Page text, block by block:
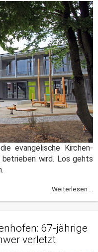
evangelische Kirchen-
betrieben wird. Los gehts
Weiterlesen ...
67-jährige
verletzt